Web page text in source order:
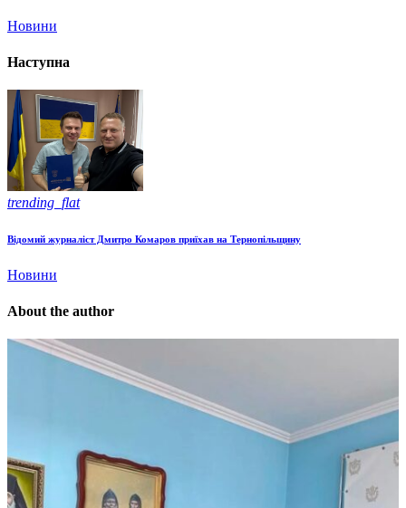
Новини
Наступна
trending_flat
Відомий журналіст Дмитро Комаров приїхав на Тернопільщину
Новини
About the author